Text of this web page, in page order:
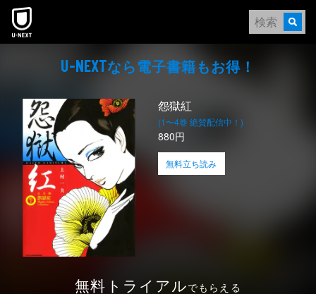
本文へスキップ
U-NEXTなら電⼦書籍もお得！
怨獄紅
(1〜4巻 絶賛配信中！)
880円
無料立ち読み
無料トライアルでもらえる